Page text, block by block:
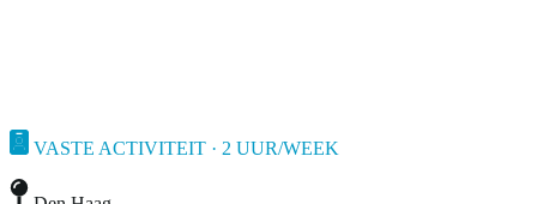
VASTE ACTIVITEIT · 2 UUR/WEEK